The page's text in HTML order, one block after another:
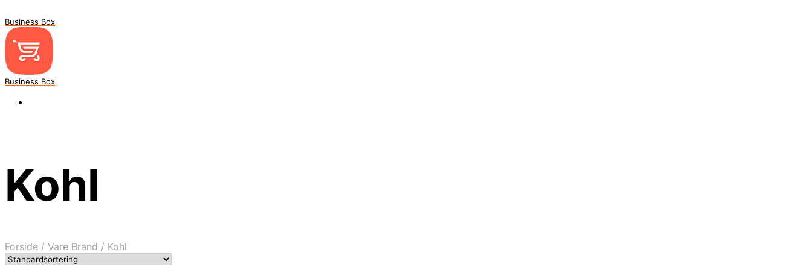
Business Box
Business Box
Kohl
Forside / Vare Brand / Kohl